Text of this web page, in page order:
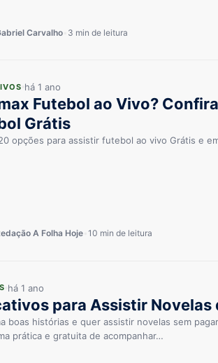
Carvalho 3 min de leitura
há 1 ano
Futebol ao Vivo?
Grátis
opções para assistir futebol ao vivo Grátis e
A Folha Hoje 10 min de leitura
há 1 ano
para Assistir Novelas
boas histórias e quer assistir novelas sem
prática e gratuita de acompanhar…